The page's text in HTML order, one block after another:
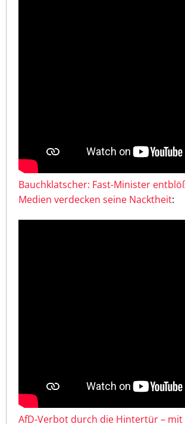
Bauchklatscher: Fast-Minister
Medien verdecken seine Nacktheit:
AfD-Verbot durch die Hintertür –